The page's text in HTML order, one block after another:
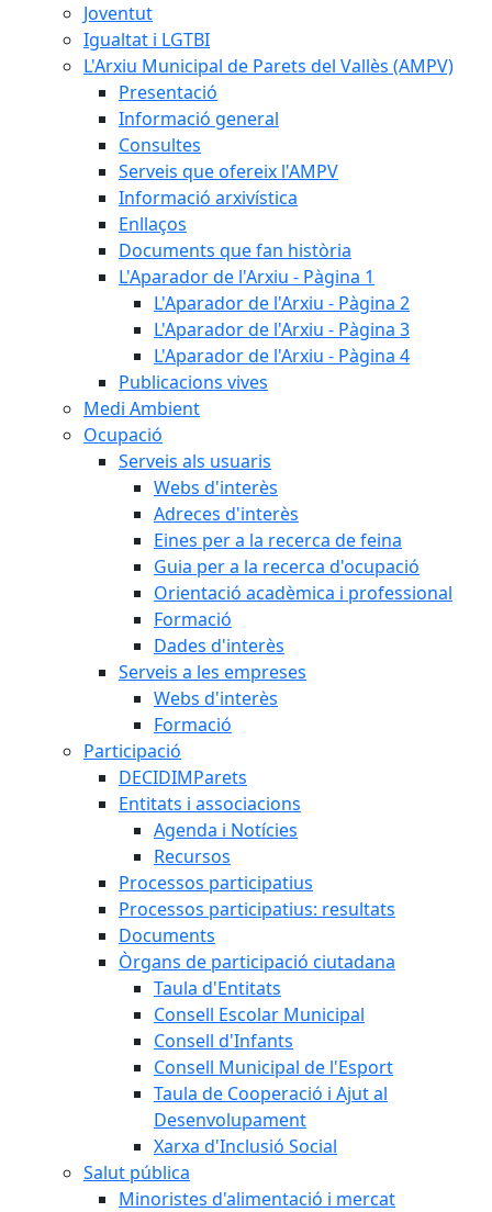
Joventut
Igualtat i LGTBI
L'Arxiu Municipal de Parets del Vallès (AMPV)
Presentació
Informació general
Consultes
Serveis que ofereix l'AMPV
Informació arxivística
Enllaços
Documents que fan història
L'Aparador de l'Arxiu - Pàgina 1
L'Aparador de l'Arxiu - Pàgina 2
L'Aparador de l'Arxiu - Pàgina 3
L'Aparador de l'Arxiu - Pàgina 4
Publicacions vives
Medi Ambient
Ocupació
Serveis als usuaris
Webs d'interès
Adreces d'interès
Eines per a la recerca de feina
Guia per a la recerca d'ocupació
Orientació acadèmica i professional
Formació
Dades d'interès
Serveis a les empreses
Webs d'interès
Formació
Participació
DECIDIMParets
Entitats i associacions
Agenda i Notícies
Recursos
Processos participatius
Processos participatius: resultats
Documents
Òrgans de participació ciutadana
Taula d'Entitats
Consell Escolar Municipal
Consell d'Infants
Consell Municipal de l'Esport
Taula de Cooperació i Ajut al
Desenvolupament
Xarxa d'Inclusió Social
Salut pública
Minoristes d'alimentació i mercat